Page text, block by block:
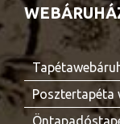
Posztertapéta